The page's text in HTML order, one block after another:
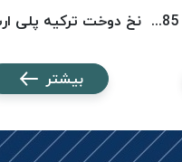
نخ دوخت ترکیه پلی ارت 8585 POLYART
بیشتر